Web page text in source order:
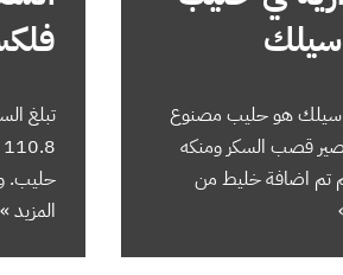
سيلك
من سيلك هو حليب مصنوع
قصب السكر ومنكه
كم تم اضافة خليط من
تبلغ
حليب.
المزيد »